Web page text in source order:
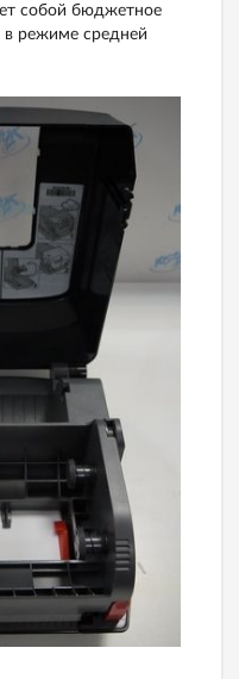
собой бюджетное
в режиме средней